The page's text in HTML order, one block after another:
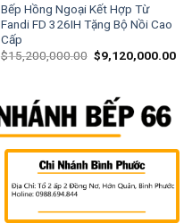
Bếp Hồng Ngoại Kết Hợp Từ
Fandi FD 326IH Tặng Bộ Nồi Cao
Cấp
$15,200,000.00 $9,120,000.00